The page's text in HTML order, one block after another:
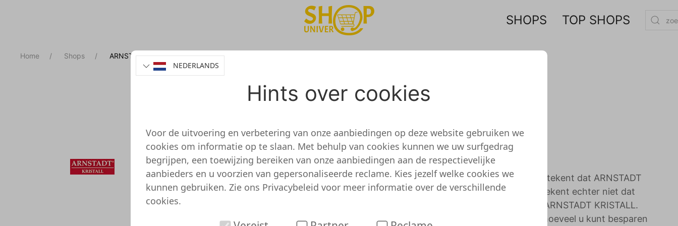
SHOPS TOP SHOPS
Home Shops ARNSTADT KRISTALL
ARNSTADT KRISTALL
ARNSTADT KRISTALL is nog niet beoordeeld en getest
We hebben nog geen gedetailleerde informatie over deze winkel of website. Dit betekent dat ARNSTADT
KRISTALL nog niet is beoordeeld en getest door ons ondersteuningsteam. Dat betekent echter niet dat
ARNSTADT KRISTALL dubieus is. U kunt dus met een gerust geweten winkelen bij ARNSTADT KRISTALL.
Mogelijk heeft ons systeem al aanbiedingen of vouchers voor u gevonden. Bekijk hoeveel u kunt besparen
NEDERLANDS
Hints over cookies
Voor de uitvoering en verbetering van onze aanbiedingen op deze website gebruiken we
cookies om informatie op te slaan. Met behulp van cookies kunnen we uw surfgedrag
begrijpen, een toewijzing bereiken van onze aanbiedingen aan de respectievelijke
aanbieders en u voorzien van gepersonaliseerde reclame. Kies jezelf welke cookies we
kunnen gebruiken. Zie ons Privacybeleid voor meer informatie over de verschillende
cookies.